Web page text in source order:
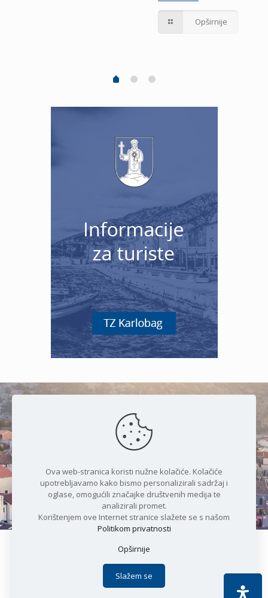
Opširnije
Čudesan spoj kristalnog mora i
prirode
Copyright © 2021 Općina Karlobag | Sva prava pridržana |
Politika privatnosti
Apoc IT
Ova web-stranica koristi nužne kolačiće. Kolačiće
upotrebljavamo kako bismo personalizirali sadržaj i
oglase, omogućili značajke društvenih medija te
analizirali promet.
Korištenjem ove Internet stranice slažete se s našom
Politikom privatnosti
Opširnije
Slažem se